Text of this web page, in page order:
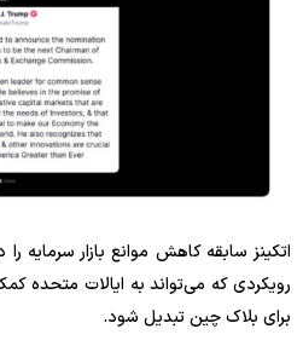
اتکینز سابقه کاهش موانع بازار سرمایه
رویکردی که می‌تواند به ایالات متحده
برای بلاک چین تبدیل شود.